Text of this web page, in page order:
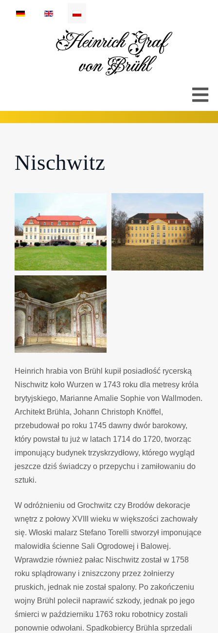
Nischwitz
Heinrich hrabia von Brühl kupił posiadłość rycerską
Nischwitz koło Wurzen w 1743 roku dla metresy króla
brytyjskiego, Marianne Amalie Sophie von Wallmoden.
Architekt Brühla, Johann Christoph Knöffel,
przebudował po roku 1745 dawny dwór barokowy,
który powstał tu już w latach 1714 do 1720, tworząc
imponujący budynek trzyskrzydłowy, którego wygląd
jeszcze dziś świadczy o przepychu i zamiłowaniu do
sztuki.
W odróżnieniu od Grochwitz czy Brodów dekoracje
wnętrz z połowy XVIII wieku w większości zachowały
się. Włoski malarz Stefano Torelli stworzył imponujące
malowidła ścienne Sali Ogrodowej i Balowej.
Wprawdzie również pałac Nischwitz został w 1758
roku splądrowany i zniszczony przez żołnierzy
pruskich, jednak nie został spalony. Po zakończeniu
wojny Brühl polecił naprawić szkody, jednak po jego
śmierci w październiku 1763 roku robotnicy zostali
ponownie odwołani. Spadkobiercy Brühla sprzedali